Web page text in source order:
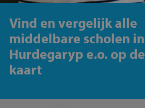
Vind en vergelijk alle
middelbare scholen in
Hurdegaryp e.o. op de
kaart